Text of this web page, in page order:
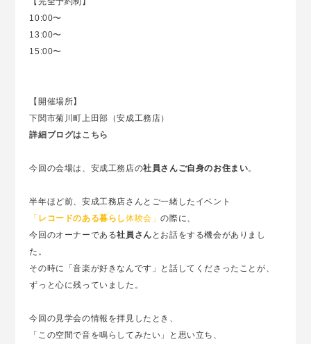
10:00〜
13:00〜
15:00〜
【開催場所】
下関市菊川町上田部（安成工務店）
詳細ブログはこちら
今回の会場は、安成工務店の社員さんご自身のお住まい。
半年ほど前、安成工務店さんとご一緒したイベント
「 レコードのある暮らし体験会」の際に、
今回のオーナーである社員さん とお話をする機会がありまし
た。
その時に「音楽が好きなんです」と話してくださったことが、
ずっと心に残っていました。
今回の見学会の情報を拝見したとき、
「この空間で音を鳴らしてみたい」と思い立ち、